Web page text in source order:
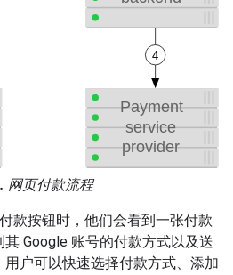
网页付款流程
款按钮时，他们会看到一张付款
Google 账号的付款方式以及送
户可以快速选择付款方式、添加